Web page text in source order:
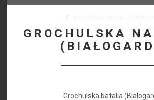
GROCHULSKA
Grochulska Natalia